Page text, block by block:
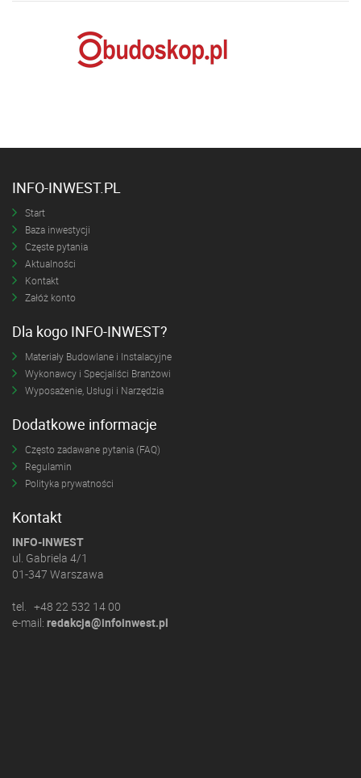
INFO-INWEST.PL
Start
Baza inwestycji
Częste pytania
Aktualności
Kontakt
Załóż konto
Dla kogo INFO-INWEST?
Materiały Budowlane i Instalacyjne
Wykonawcy i Specjaliści Branżowi
Wyposażenie, Usługi i Narzędzia
Dodatkowe informacje
Często zadawane pytania (FAQ)
Regulamin
Polityka prywatności
Kontakt
INFO-INWEST
ul. Gabriela 4/1
01-347 Warszawa
tel. +48 22 532 14 00
e-mail: redakcja@infoinwest.pl